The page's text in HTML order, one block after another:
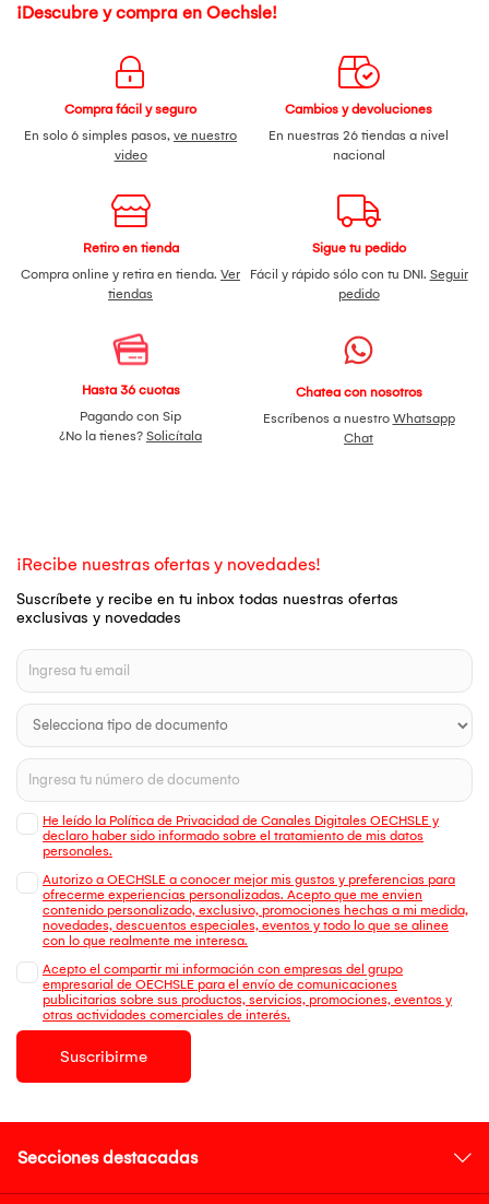
¡Descubre y compra en Oechsle!
Compra fácil y seguro
En solo 6 simples pasos, ve nuestro
video
Cambios y devoluciones
En nuestras 26 tiendas a nivel
nacional
Retiro en tienda
Compra online y retira en tienda. Ver
tiendas
Sigue tu pedido
Fácil y rápido sólo con tu DNI. Seguir
pedido
Hasta 36 cuotas
Pagando con Sip
¿No la tienes? Solicítala
Chatea con nosotros
Escríbenos a nuestro Whatsapp
Chat
¡Recibe nuestras ofertas y novedades!
Suscríbete y recibe en tu inbox todas nuestras ofertas
exclusivas y novedades
He leído la Política de Privacidad de Canales Digitales OECHSLE y
declaro haber sido informado sobre el tratamiento de mis datos
personales.
Autorizo a OECHSLE a conocer mejor mis gustos y preferencias para
ofrecerme experiencias personalizadas. Acepto que me envien
contenido personalizado, exclusivo, promociones hechas a mi medida,
novedades, descuentos especiales, eventos y todo lo que se alinee
con lo que realmente me interesa.
Acepto el compartir mi información con empresas del grupo
empresarial de OECHSLE para el envío de comunicaciones
publicitarias sobre sus productos, servicios, promociones, eventos y
otras actividades comerciales de interés.
Suscribirme
Secciones destacadas